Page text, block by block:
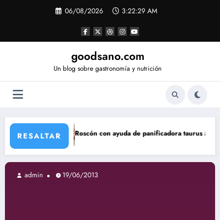
06/08/2026 3:22:30 AM
goodsano.com
Un blog sobre gastronomía y nutrición
RESALTAR
Roscón con ayuda de panificadora taurus My Bread
19/06/2013